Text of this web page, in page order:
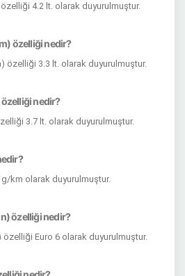
4.2 lt. olarak duyurulmuştur.
özelliği nedir?
özelliği 3.3 lt. olarak duyurulmuştur.
nedir?
3.7 lt. olarak duyurulmuştur.
km olarak duyurulmuştur.
özelliği nedir?
özelliği Euro 6 olarak duyurulmuştur.